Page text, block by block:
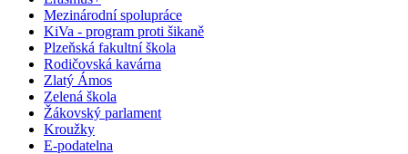
Mezinárodní spolupráce
KiVa - program proti šikaně
Plzeňská fakultní škola
Rodičovská kavárna
Zlatý Ámos
Zelená škola
Žákovský parlament
Kroužky
E-podatelna